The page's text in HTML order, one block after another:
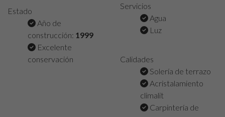
Estado
Año de
construcción: 1999
Excelente
conservación
Servicios
Agua
Luz
Calidades
Solería de terrazo
Acristalamiento
climalit
Carpintería de